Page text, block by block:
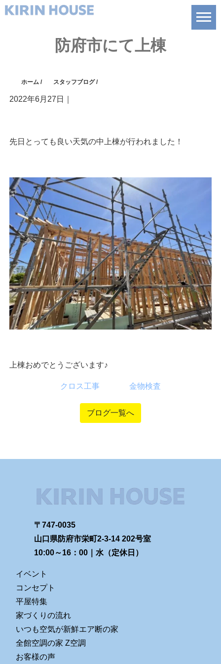
防府市にて上棟
ホーム / スタッフブログ/
2022年6月27日
先日とっても良い天気の中上棟が行われました！
上棟おめでとうございます♪
クロス工事 金物検査
ブログ一覧へ
〒747-0035
山口県防府市栄町2-3-14 202号室
10:00～16：00｜水（定休日）
イベント
コンセプト
平屋特集
家づくりの流れ
いつも空気が新鮮エア断の家
全館空調の家 Z空調
お客様の声